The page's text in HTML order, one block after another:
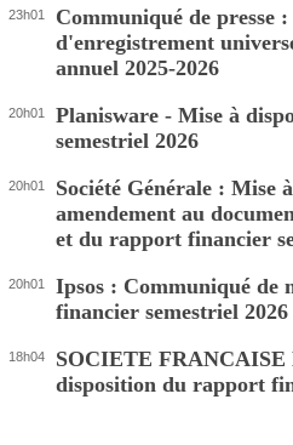
23h01
Communiqué de presse
d'enregistrement
annuel 2025-2026
20h01
Planisware - Mise à
semestriel 2026
20h01
Société Générale : Mise
amendement au
et du rapport financier
20h01
Ipsos : Communiqué de
financier semestriel 2026
18h04
SOCIETE FRANCAISE
disposition du rapport